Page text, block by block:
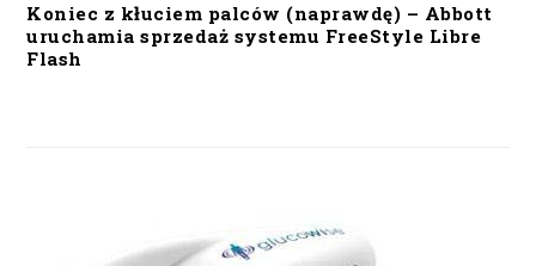
Koniec z kłuciem palców (naprawdę) – Abbott
uruchamia sprzedaż systemu FreeStyle Libre
Flash